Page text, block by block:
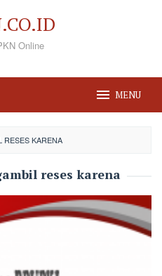
Online
MENU
RESES KARENA
reses karena